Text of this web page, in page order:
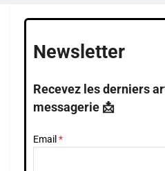
Newsletter
Recevez les derniers
messagerie 📩
Email